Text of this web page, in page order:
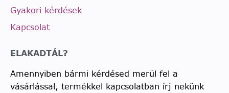
Gyakori kérdések
Kapcsolat
ELAKADTÁL?
Amennyiben bármi kérdésed merül fel a
vásárlással, termékkel kapcsolatban írj nekünk